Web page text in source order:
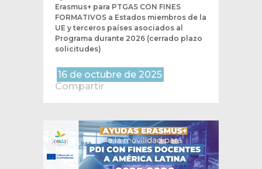
Erasmus+ para PTGAS CON FINES
FORMATIVOS a Estados miembros de la
UE y terceros países asociados al
Programa durante 2026 (cerrado plazo
solicitudes)
16 de octubre de 2025
Compartir